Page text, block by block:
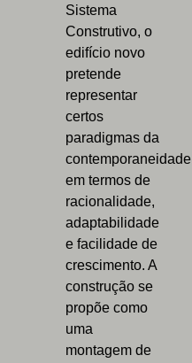
Sistema
Construtivo, o
edifício novo
pretende
representar
certos
paradigmas da
contemporaneidade
em termos de
racionalidade,
adaptabilidade
e facilidade de
crescimento. A
construção se
propõe como
uma
montagem de